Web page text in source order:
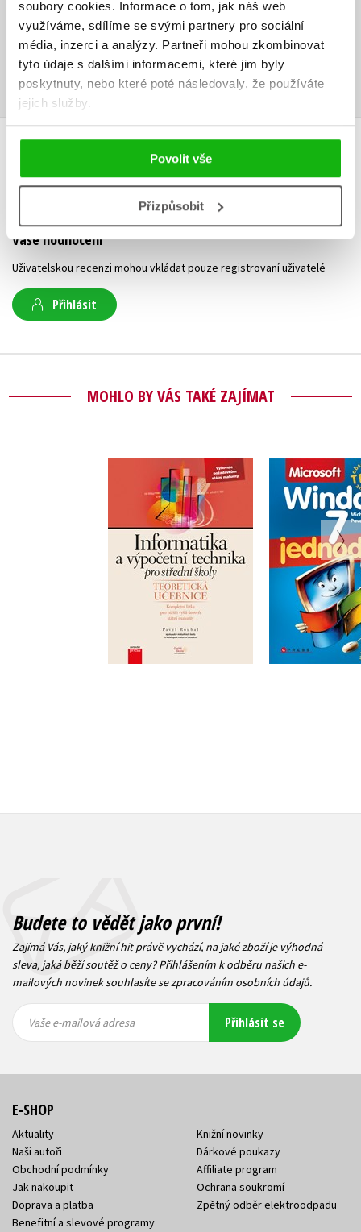
soubory cookies. Informace o tom, jak náš web
využíváme, sdílíme se svými partnery pro sociální
média, inzerci a analýzy. Partneři mohou zkombinovat
tyto údaje s dalšími informacemi, které jim byly
poskytnuty, nebo které poté následovaly, že používáte
jejich služby.
Povolit vše
Přizpůsobit
Ke stažení
PDF Obsah.pdf PDF Ukázka.pdf
HODNOCENÍ ČTENÁŘŮ
Vaše hodnocení
Uživatelskou recenzi mohou vkládat pouze registrovaní uživatelé
Přihlásit
MOHLO BY VÁS TAKÉ ZAJÍMAT
Informatika a
výpočetní technika
pro střední školy
Pavel Roubal
Do košíku
149 Kč
119 Kč
Microsoft
7
Pavel
,
Michal
Do
103 Kč
Budete to vědět jako první!
Zajímá Vás, jaký knižní hit právě vychází, na jaké zboží je výhodná
sleva, jaká běží soutěž o ceny? Přihlášením k odběru našich e-
mailových novineksouhlasíte se zpracováním osobních údajů.
mailová
mailová
Vaše e-mailová adresa Přihlásit se
E-SHOP
Aktuality
Naši autoři
Obchodní podmínky
Jak nakoupit
Doprava a platba
Benefitní a slevové programy
Knižní novinky
Dárkové poukazy
Affiliate program
Ochrana soukromí
Zpětný odběr elektroodpadu